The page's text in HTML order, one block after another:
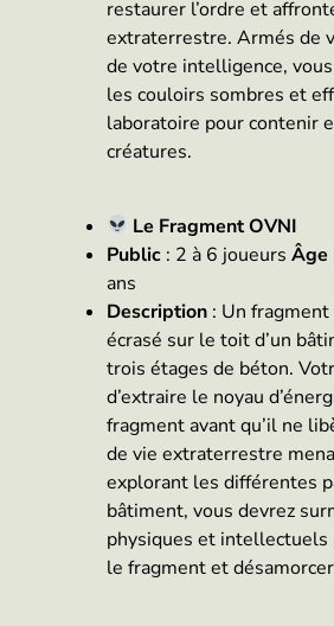
restaurer l’ordre et
extraterrestre. Armés de
de votre intelligence,
les couloirs sombres et
laboratoire pour contenir
créatures.
Le Fragment OVNI
Public : 2 à 6 joueurs Âge
ans
Description : Un fragment
écrasé sur le toit d’un
trois étages de béton.
d’extraire le noyau
fragment avant qu’il ne
de vie extraterrestre
explorant les différentes
bâtiment, vous devrez
physiques et intellectuels
le fragment et